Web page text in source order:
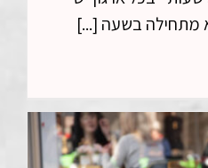
תכירו את "ישיבת ה-3 שעות" בכל ארגון יש